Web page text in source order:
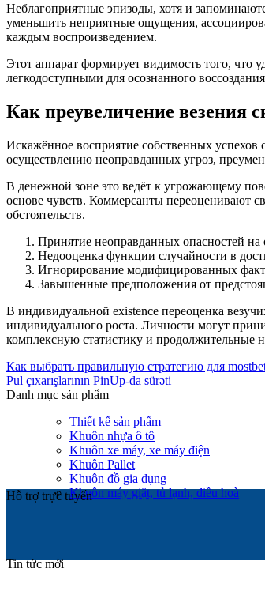
Неблагоприятные эпизоды, хотя и
уменьшить неприятные ощущения,
каждым воспроизведением.
Этот аппарат формирует видимость того, что
легкодоступными для осознанного
Как преувеличение везения
Искажённое восприятие собственных
осуществлению неоправданных угроз,
В денежной зоне это ведёт к угрожающему
основе чувств. Коммерсанты переоценивают
обстоятельств.
Принятие неоправданных опасностей
Недооценка функции случайности в
Игнорирование модифицированных
Завышенные предположения от
В индивидуальной existence переоценка
индивидуального роста. Личности могут
комплексную статистику и продолжительные
Как выбрать правильную стратегию для
Pul çıxarışlarının PinUp-da sürəti
Danh mục sản phẩm
Thiết kế sản phẩm
Khuôn nhựa ô tô
Khuôn xe máy, xe máy điện
Khuôn Pallet
Khuôn đồ gia dụng
Khuôn máy giặt, tủ lạnh, điều hoà
Hỗ trợ trực tuyến
Tin tức mới